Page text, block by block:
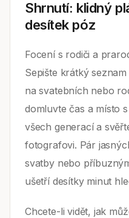
Shrnutí: klidný
desítek póz
Focení s rodiči a
Sepište krátký
na svatebních nebo
domluvte čas a místo
všech generací a
fotografovi. Pár
svatby nebo
ušetří desítky minut
Chcete-li vidět, jak